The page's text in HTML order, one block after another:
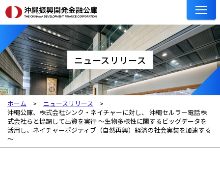
ニュースリリース
ホーム
ニュースリリース
沖縄公庫、株式会社シンク・ネイチャーに対し、 沖縄セルラー電話株
式会社らと協調して出資を実行 ～生物多様性に関するビッグデータを
活用し、ネイチャーポジティブ（自然再興）経済の社会実装を加速する
～